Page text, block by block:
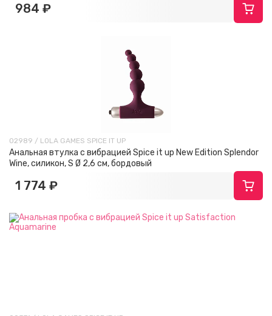
984 ₽
02989 / LOLA GAMES SPICE IT UP
Анальная втулка с вибрацией Spice it up New Edition Splendor
Wine, силикон, S Ø 2,6 см, бордовый
1 774 ₽